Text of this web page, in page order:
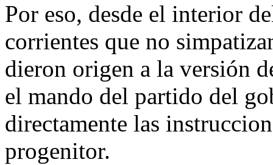
Por eso, desde el interior
corrientes que no
dieron origen a la versión
el mando del partido del
directamente las
progenitor.